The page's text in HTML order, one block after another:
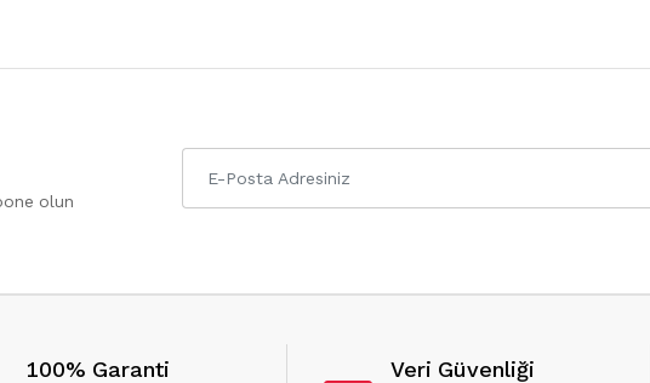
olun
100% Garanti Veri Güvenliği